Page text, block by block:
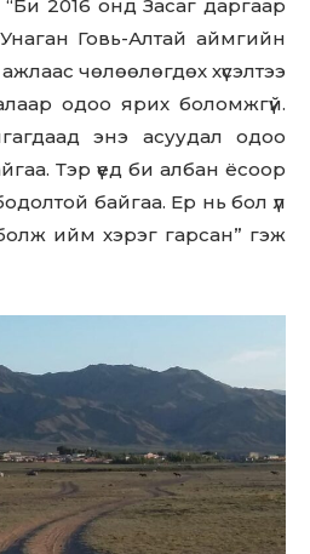
up for our newsletter
in the loop.
SUBSCRIBE
2016 онд Засаг даргаар
Говь-Алтай аймгийн
чөлөөлөгдөх хүсэлтээ
одоо ярих боломжгүй.
энэ асуудал одоо
Тэр үед би албан ёсоор
байгаа. Ер нь бол үл
болж ийм хэрэг гарсан” гэж